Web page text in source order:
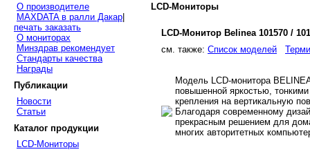
О производителе
MAXDATA в ралли Дакар
печать заказать
О мониторах
Минздрав рекомендует
Стандарты качества
Награды
Публикации
Новости
Статьи
Каталог продукции
LCD-Мониторы
LCD-Мониторы
LCD-Монитор Belinea 101570 /
cм. также: Список моделей
Модель LCD-монитора
повышенной яркостью,
крепления на вертикальную
Благодаря современному
прекрасным решением для
многих авторитетных